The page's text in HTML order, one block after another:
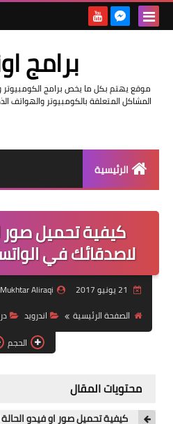
برامج
موقع يهتم بكل ما يخص برامج الكومبيوتر
المشاكل المتعلقة بالكومبيوتر والهواتف
الرئيسية
كيفية تحميل صور
لاصدقائك في
Mukhtar Aliraqi
الصفحة الرئيسية
اندرويد
الحجم
محتويات المقال
كيفية تحميل صور او فيدو